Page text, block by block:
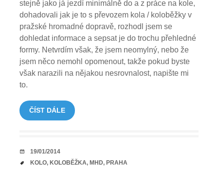
stejně jako já jezdí minimálně do a z práce na kole,
dohadovali jak je to s převozem kola / koloběžky v
pražské hromadné dopravě, rozhodl jsem se
dohledat informace a sepsat je do trochu přehledné
formy. Netvrdím však, že jsem neomylný, nebo že
jsem něco nemohl opomenout, takže pokud byste
však narazili na nějakou nesrovnalost, napište mi
to.
ČÍST DÁLE
DATUM
19/01/2014
TAGY
KOLO, KOLOBĚŽKA, MHD, PRAHA